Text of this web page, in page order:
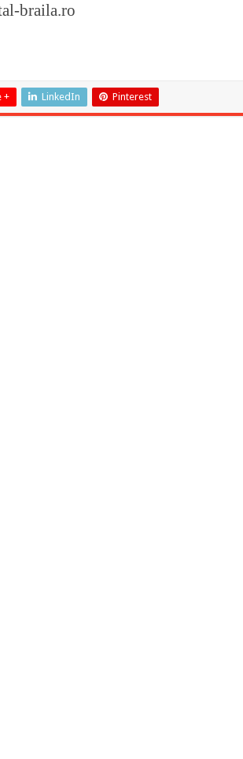
braila.ro
+ LinkedIn Pinterest